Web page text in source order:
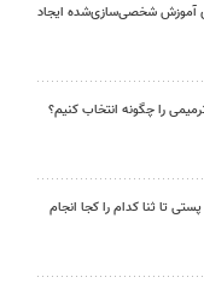
آموزش شخصی‌سازی‌شده ایجاد
را چگونه انتخاب کنیم؟
تا ثنا کدام را کجا انجام